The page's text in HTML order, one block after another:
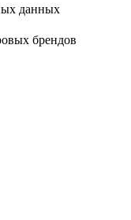
данных
брендов